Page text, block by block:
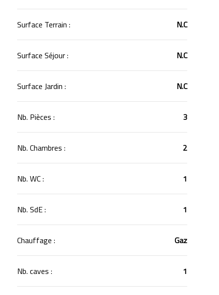
Surface Terrain : N.C
Surface Séjour : N.C
Surface Jardin : N.C
Nb. Pièces : 3
Nb. Chambres : 2
Nb. WC : 1
Nb. SdE : 1
Chauffage : Gaz
Nb. caves : 1